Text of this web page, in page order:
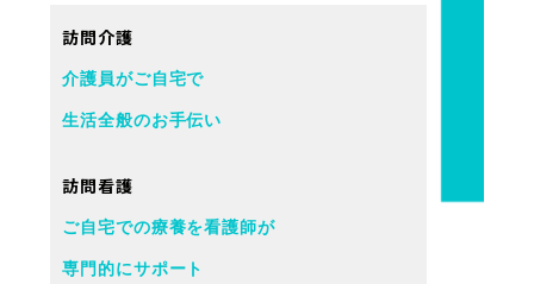
訪問介護
介護員がご自宅で
生活全般のお手伝い
訪問看護
ご自宅での療養を看護師が
専門的にサポート